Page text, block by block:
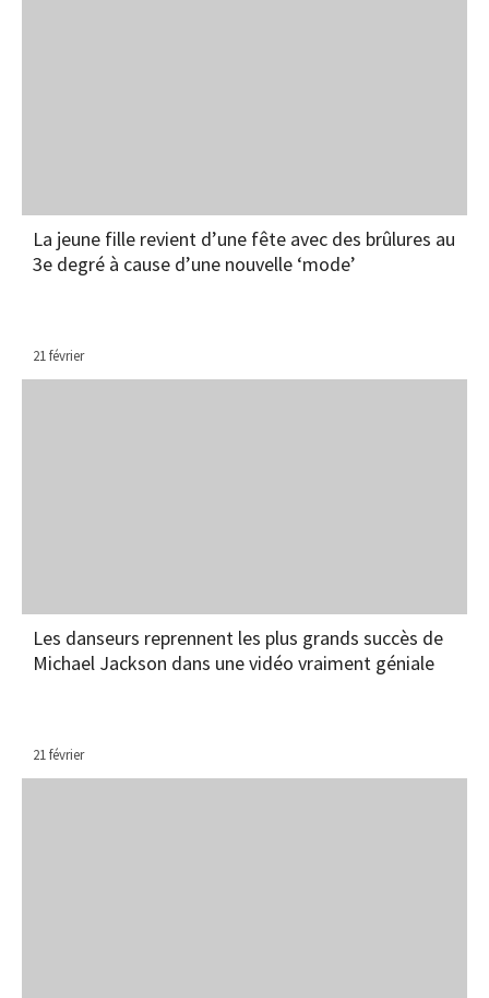
La jeune fille revient d’une fête avec des brûlures au
3e degré à cause d’une nouvelle ‘mode’
21 février
Les danseurs reprennent les plus grands succès de
Michael Jackson dans une vidéo vraiment géniale
21 février